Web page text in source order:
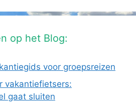
op het Blog:
voor groepsreizen
vakantiefietsers:
gaat sluiten